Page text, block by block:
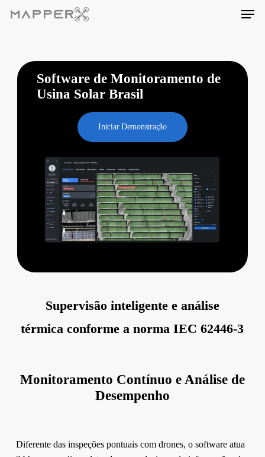
Menu
Software de Monitoramento de
Usina Solar Brasil
Iniciar Demonstração
Supervisão inteligente e análise
térmica conforme a norma IEC 62446-3
Monitoramento Contínuo e Análise de
Desempenho
Diferente das inspeções pontuais com drones, o software atua